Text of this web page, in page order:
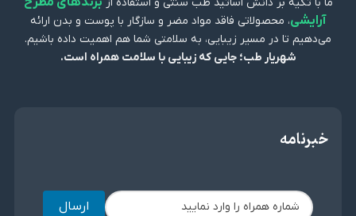
آرایشی، محصولاتی فاقد مواد مضر و سازگار با پوست و بدن ارائه
می‌دهیم تا در مسیر زیبایی، به سلامتی شما هم اهمیت داده باشیم.
شهریار طب؛ جایی که زیبایی با سلامت همراه است.
خبرنامه
ارسال